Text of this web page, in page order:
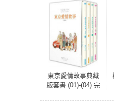
東京愛情故事典藏
版套書 (01)-(04) 完